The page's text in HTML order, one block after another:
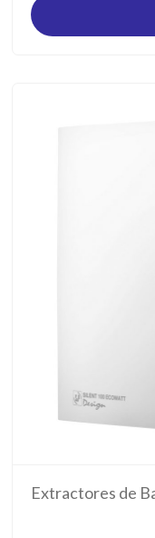
Extractores de